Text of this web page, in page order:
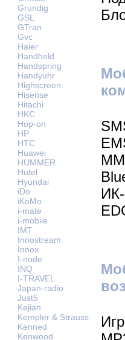
Grundig
GSL
GTran
Gvc
Haier
Handheld
Handspring
Handyuhr
Highscreen
Hisense
Hitachi
HKC
Hop-on
HP
HTC
Huawei
HUMMER
Hutel
Hyundai
iDo
iKoMo
i-mate
i-mobile
IMT
Innostream
Innox
I-node
INQ
I-TRAVEL
Japan-radio
Just5
Kejian
Kempler & Strauss
Kenned
Kenwood